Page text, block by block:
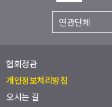
협회정관
개인정보처리방침
오시는 길